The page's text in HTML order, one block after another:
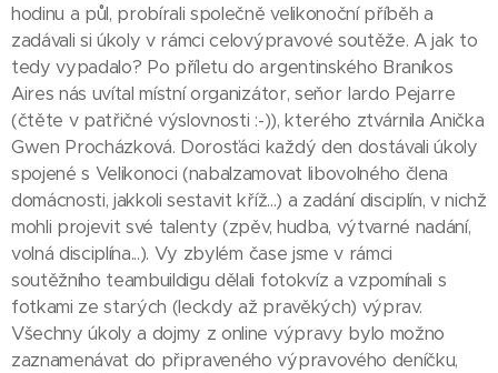
hodinu a půl, probírali společně velikonoční příběh a
zadávali si úkoly v rámci celovýpravové soutěže. A jak to
tedy vypadalo? Po příletu do argentinského Braníkos
Aires nás uvítal místní organizátor, seňor Iardo Pejarre
(čtěte v patřičné výslovnosti :-)), kterého ztvárnila Anička
Gwen Procházková. Dorosťáci každý den dostávali úkoly
spojené s Velikonoci (nabalzamovat libovolného člena
domácnosti, jakkoli sestavit kříž...) a zadání disciplín, v nichž
mohli projevit své talenty (zpěv, hudba, výtvarné nadání,
volná disciplína...). Vy zbylém čase jsme v rámci
soutěžního teambuildigu dělali fotokvíz a vzpomínali s
fotkami ze starých (leckdy až pravěkých) výprav.
Všechny úkoly a dojmy z online výpravy bylo možno
zaznamenávat do připraveného výpravového deníčku,